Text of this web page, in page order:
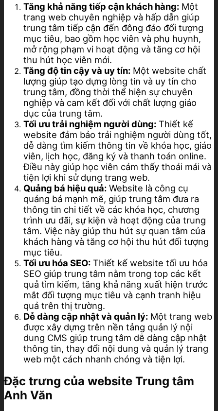
Tăng khả năng tiếp cận khách hàng: Một
trang web chuyên nghiệp và hấp dẫn giúp
trung tâm tiếp cận đến đông đảo đối tượng
mục tiêu, bao gồm học viên và phụ huynh,
mở rộng phạm vi hoạt động và tăng cơ hội
thu hút học viên mới.
Tăng độ tin cậy và uy tín: Một website chất
lượng giúp tạo dựng lòng tin và uy tín cho
trung tâm, đồng thời thể hiện sự chuyên
nghiệp và cam kết đối với chất lượng giáo
dục của trung tâm.
Tối ưu trải nghiệm người dùng: Thiết kế
website đảm bảo trải nghiệm người dùng tốt,
dễ dàng tìm kiếm thông tin về khóa học, giáo
viên, lịch học, đăng ký và thanh toán online.
Điều này giúp học viên cảm thấy thoải mái và
tiện lợi khi sử dụng trang web.
Quảng bá hiệu quả: Website là công cụ
quảng bá mạnh mẽ, giúp trung tâm đưa ra
thông tin chi tiết về các khóa học, chương
trình ưu đãi, sự kiện và hoạt động của trung
tâm. Việc này giúp thu hút sự quan tâm của
khách hàng và tăng cơ hội thu hút đối tượng
mục tiêu.
Tối ưu hóa SEO: Thiết kế website tối ưu hóa
SEO giúp trung tâm nằm trong top các kết
quả tìm kiếm, tăng khả năng xuất hiện trước
mắt đối tượng mục tiêu và cạnh tranh hiệu
quả trên thị trường.
Dễ dàng cập nhật và quản lý: Một trang web
được xây dựng trên nền tảng quản lý nội
dung CMS giúp trung tâm dễ dàng cập nhật
thông tin, thay đổi nội dung và quản lý trang
web một cách nhanh chóng và tiện lợi.
Đặc trưng của website Trung tâm
Anh Văn